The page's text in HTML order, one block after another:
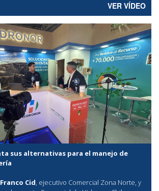
VER VÍDEO
sus alternativas para el manejo de
Franco Cid, ejecutivo Comercial Zona Norte, y